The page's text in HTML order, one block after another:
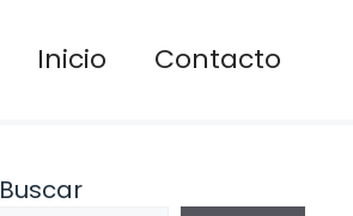
Inicio Contacto
Buscar